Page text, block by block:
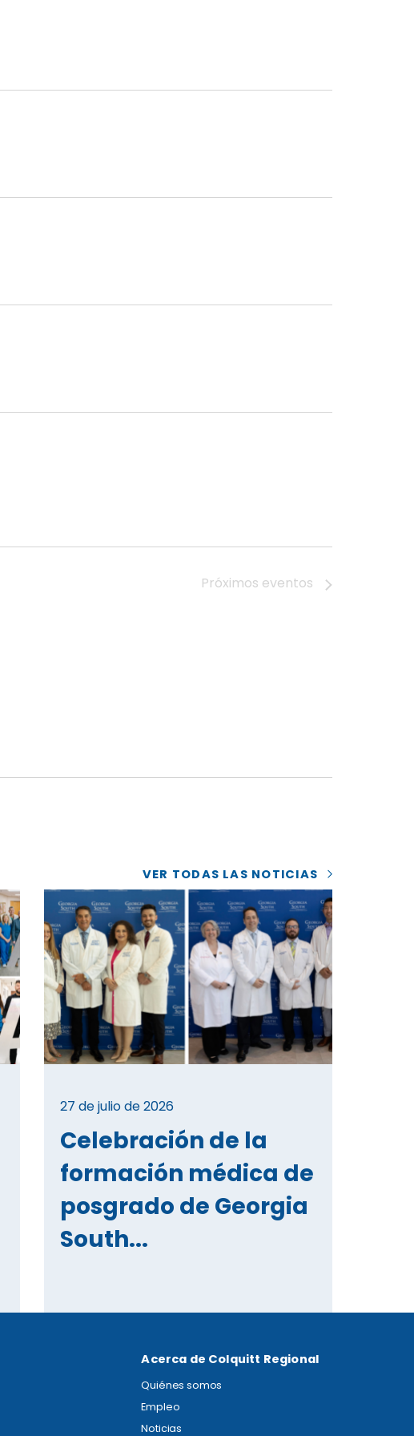
Próximos eventos
VER TODAS LAS NOTICIAS
27 de julio de 2026
Celebración de la
formación médica de
posgrado de Georgia
South...
Acerca de Colquitt Regional
Quiénes somos
Empleo
Noticias